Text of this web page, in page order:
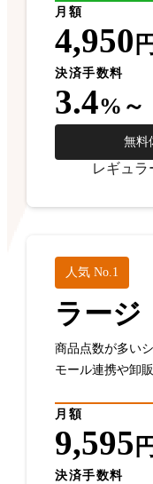
月額
4,950 円
決済手数料
3.4%～
無料
レギュラ
人気 No.1
ラージ
商品点数が多い
モール連携や卸
月額
9,595 円
決済手数料